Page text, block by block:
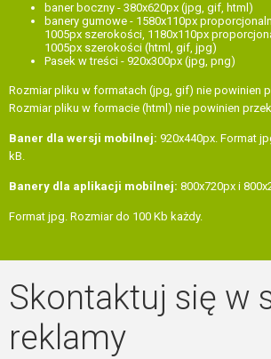
baner boczny - 380x620px (jpg, gif, html)
banery gumowe - 1580x110px
1005px szerokości, 1180x110px
1005px szerokości (html, gif, jpg)
Pasek w treści - 920x300px (jpg, png)
Rozmiar pliku w formatach (jpg, gif) nie powinien
Rozmiar pliku w formacie (html) nie powinien
Baner dla wersji mobilnej: 920x440px. Format
kB.
Banery dla aplikacji mobilnej: 800x720px i
Format jpg. Rozmiar do 100 Kb każdy.
Skontaktuj się w
reklamy